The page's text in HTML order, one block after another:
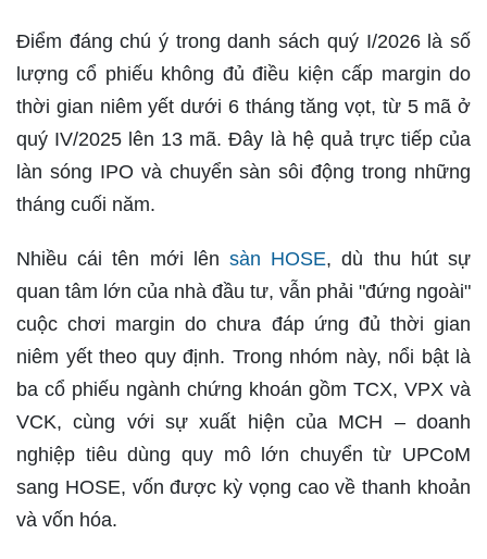
Điểm đáng chú ý trong danh sách quý I/2026 là số
lượng cổ phiếu không đủ điều kiện cấp margin do
thời gian niêm yết dưới 6 tháng tăng vọt, từ 5 mã ở
quý IV/2025 lên 13 mã. Đây là hệ quả trực tiếp của
làn sóng IPO và chuyển sàn sôi động trong những
tháng cuối năm.
Nhiều cái tên mới lên sàn HOSE, dù thu hút sự
quan tâm lớn của nhà đầu tư, vẫn phải "đứng ngoài"
cuộc chơi margin do chưa đáp ứng đủ thời gian
niêm yết theo quy định. Trong nhóm này, nổi bật là
ba cổ phiếu ngành chứng khoán gồm TCX, VPX và
VCK, cùng với sự xuất hiện của MCH – doanh
nghiệp tiêu dùng quy mô lớn chuyển từ UPCoM
sang HOSE, vốn được kỳ vọng cao về thanh khoản
và vốn hóa.